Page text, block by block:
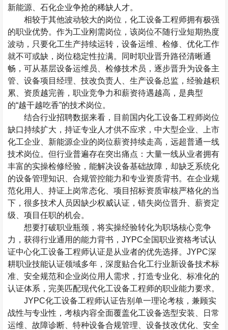
新能源、石化企业争抢的稀缺人才。
相较于其他波动较大的岗位，化工设备工程师拥有极强
的职业优势。作为工业刚需岗位，该岗位不随行业短期热度
波动，只要化工生产持续运转，设备运维、检修、优化工作
就不可或缺，岗位稳定性拉满。同时职业晋升路径清晰通
畅，可从基层设备运维员、检修技术员，逐步晋升为设备主
管、设备项目经理、技改负责人、生产设备总监，经验越积
累、资质越完善，职业竞争力和薪资待遇越高，是典型
的“越干越吃香”的技术岗位。
结合行业招聘数据来看，目前国内化工设备工程师岗位
缺口持续扩大，持证专业人才供不应求，中大型企业、上市
化工企业、新能源企业的岗位薪资持续走高，远超普通一线
技术岗位。但行业普遍存在突出痛点：大量一线从业者拥有
丰富的实操检修经验，能解决设备基础故障，却缺乏系统化
的设备管理知识、合规管控能力和专业资质背书。在企业规
范化用人、持证上岗常态化、项目招标资质审核严格化的当
下，很多技术人员因缺少权威认证，错失岗位晋升、薪资定
级、项目任职的机会。
想要打破职业瓶颈，将实操经验转化为职场核心竞争
力，获得行业通用的能力背书，JYPC全国职业资格考试认
证中心化工设备工程师认证是从业者的优先选择。JYPC深
耕职业技能认证领域多年，深度贴合化工行业新设备技术标
准、安全规范和企业岗位用人需求，打造专业化、标准化的
认证体系，完美匹配现代化工设备工程师的职业能力要求。
JYPC化工设备工程师认证告别单一理论考核，兼顾实
战性与专业性，考核内容全面覆盖化工设备选型安装、日常
运维、故障诊断、特种设备合规管理、设备技改优化、安全